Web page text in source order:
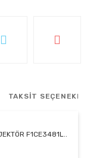
TAKSİT
F1CE3481L..